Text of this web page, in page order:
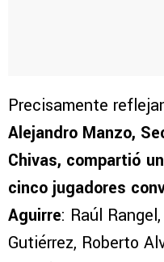
Precisamente
Alejandro Manzo,
Chivas, compartió
cinco jugadores
Aguirre: Raúl
Gutiérrez, Roberto